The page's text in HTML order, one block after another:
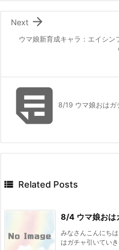
ウマ娘新育成キャラ：エイシン

Next
8/19 ウマ娘おはガ
 Related Posts
8/4 ウマ娘おは
みなさんこんにち
はガチャ引いてい